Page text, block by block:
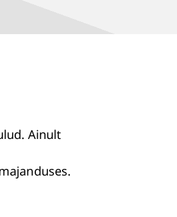
Ainult